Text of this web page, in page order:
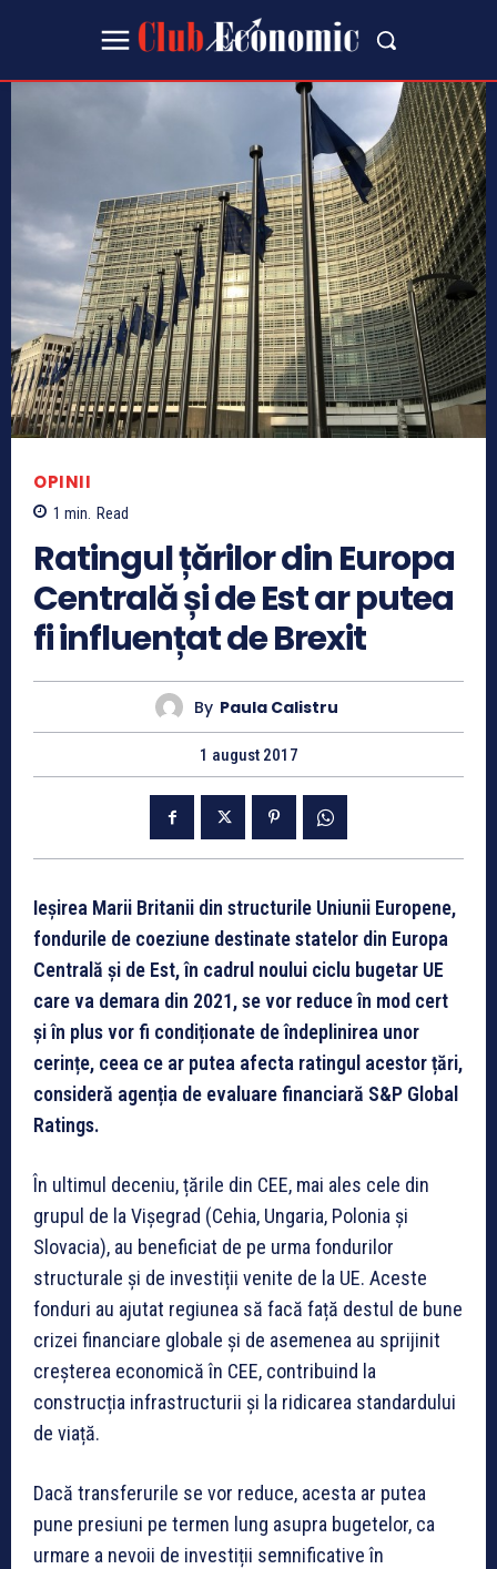
OPINII
1 min. Read
Ratingul țărilor din Europa
Centrală și de Est ar putea
fi influențat de Brexit
By Paula Calistru
1 august 2017
Ieșirea Marii Britanii din structurile Uniunii Europene,
fondurile de coeziune destinate statelor din Europa
Centrală și de Est, în cadrul noului ciclu bugetar UE
care va demara din 2021, se vor reduce în mod cert
și în plus vor fi condiționate de îndeplinirea unor
cerințe, ceea ce ar putea afecta ratingul acestor țări,
consideră agenția de evaluare financiară S&P Global
Ratings.
În ultimul deceniu, țările din CEE, mai ales cele din
grupul de la Vișegrad (Cehia, Ungaria, Polonia și
Slovacia), au beneficiat de pe urma fondurilor
structurale și de investiții venite de la UE. Aceste
fonduri au ajutat regiunea să facă față destul de bune
crizei financiare globale și de asemenea au sprijinit
creșterea economică în CEE, contribuind la
construcția infrastructurii și la ridicarea standardului
de viață.
Dacă transferurile se vor reduce, acesta ar putea
pune presiuni pe termen lung asupra bugetelor, ca
urmare a nevoii de investiții semnificative în